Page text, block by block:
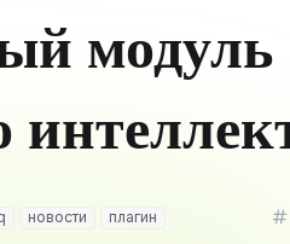
модуль
новости плагин